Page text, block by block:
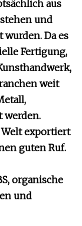
aus
und
Da es
Fertigung,
weit
werden.
exportiert
guten Ruf.
organische
und